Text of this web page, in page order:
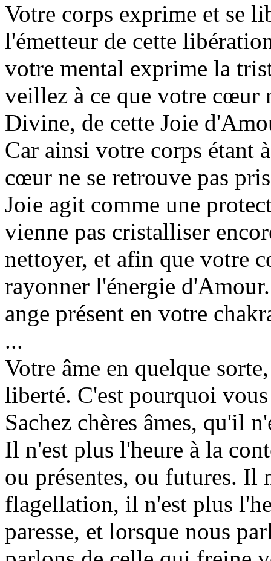
Votre corps exprime et se
l'émetteur de cette
votre mental exprime la
veillez à ce que votre cœur
Divine, de cette Joie
Car ainsi votre corps étant
cœur ne se retrouve pas
Joie agit comme une
vienne pas cristalliser
nettoyer, et afin que votre
rayonner l'énergie
ange présent en votre
...
Votre âme en quelque
liberté. C'est pourquoi
Sachez chères âmes, qu'il
Il n'est plus l'heure à la
ou présentes, ou futures. Il
flagellation, il n'est plus
paresse, et lorsque nous